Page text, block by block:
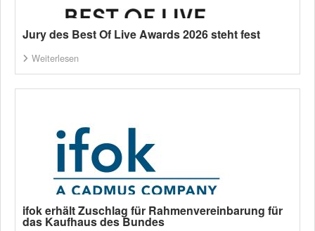
Jury des Best Of Live Awards 2026 steht fest
Weiterlesen
ifok erhält Zuschlag für Rahmenvereinbarung für
das Kaufhaus des Bundes